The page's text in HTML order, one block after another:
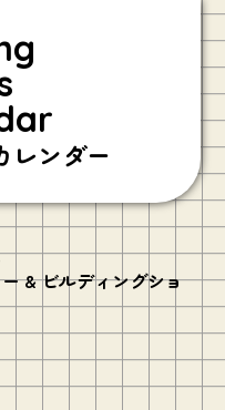
レンダー
& ビルディングショ